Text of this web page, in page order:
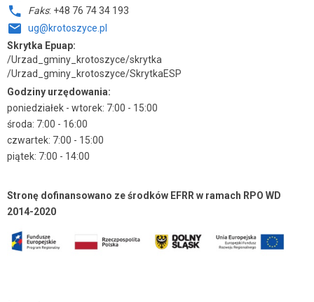
Faks: +48 76 74 34 193
ug@krotoszyce.pl
Skrytka Epuap:
/Urzad_gminy_krotoszyce/skrytka
/Urzad_gminy_krotoszyce/SkrytkaESP
Godziny urzędowania:
poniedziałek - wtorek: 7:00 - 15:00
środa: 7:00 - 16:00
czwartek: 7:00 - 15:00
piątek: 7:00 - 14:00
Stronę dofinansowano ze środków EFRR w ramach RPO WD
2014-2020